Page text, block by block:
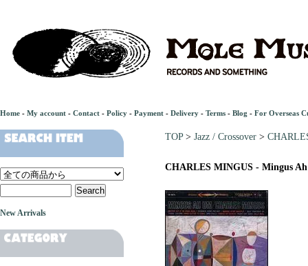
Home - My account - Contact - Policy - Payment - Delivery - Terms - Blog - For Overseas
TOP> Jazz / Crossover >
CHARLES MINGUS - Mingus
New Arrivals